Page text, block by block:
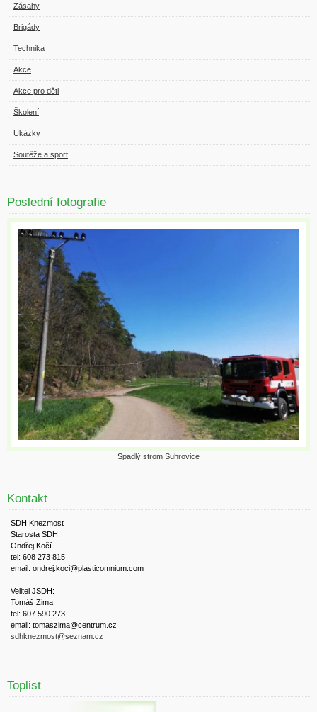
Zásahy
Brigády
Technika
Akce
Akce pro děti
Školení
Ukázky
Soutěže a sport
Poslední fotografie
Spadlý strom Suhrovice
Kontakt
SDH Knezmost
Starosta SDH:
Ondřej Kočí
tel: 608 273 815
email: ondrej.koci@plasticomnium.com
Velitel JSDH:
Tomáš Zima
tel: 607 590 273
email: tomaszima@centrum.cz
sdhknezmost@seznam.cz
Toplist